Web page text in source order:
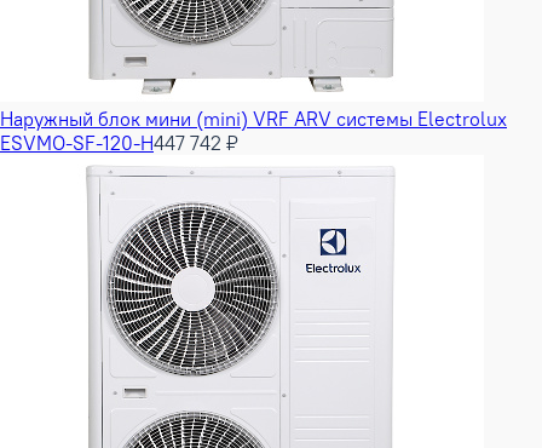
Наружный блок мини (mini) VRF ARV системы Electrolux
ESVMO-SF-120-H447 742 ₽